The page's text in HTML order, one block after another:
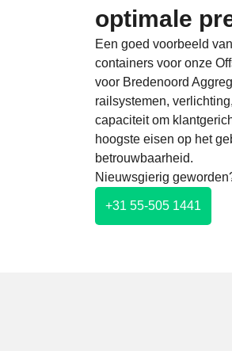
optimale
Een goed voorbeeld
containers voor onze
voor Bredenoord
railsystemen,
capaciteit om
hoogste eisen op het
betrouwbaarheid.
Nieuwsgierig
+31 55-505 1441